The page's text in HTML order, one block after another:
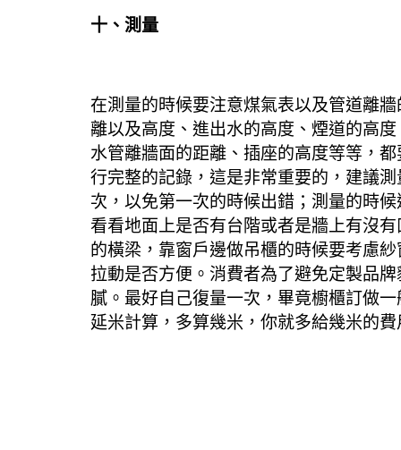
十、測量
在測量的時候要注意煤氣表以及管道離牆
離以及高度、進出水的高度、煙道的高度
水管離牆面的距離、插座的高度等等，都
行完整的記錄，這是非常重要的，建議測
次，以免第一次的時候出錯；測量的時候
看看地面上是否有台階或者是牆上有沒有
的橫梁，靠窗戶邊做吊櫃的時候要考慮紗
拉動是否方便。 消費者為了避免定製品牌
膩。 最好自己復量一次，畢竟櫥櫃訂做一
延米計算，多算幾米，你就多給幾米的費